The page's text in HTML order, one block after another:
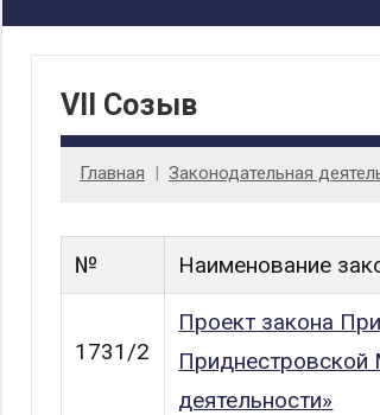
VII Созыв
Главная Законодательная
№ Наименование
1731/2
Проект закона
Приднестровской
деятельности»